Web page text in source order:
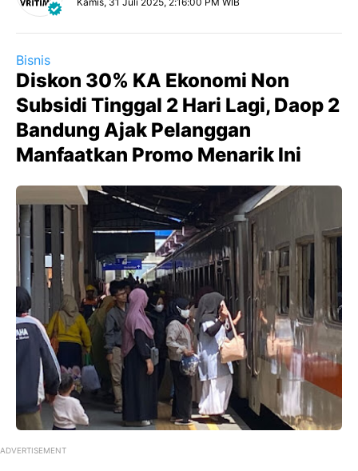
Bisnis
Diskon 30% KA Ekonomi Non
Subsidi Tinggal 2 Hari Lagi, Daop 2
Bandung Ajak Pelanggan
Manfaatkan Promo Menarik Ini
ADVERTISEMENT